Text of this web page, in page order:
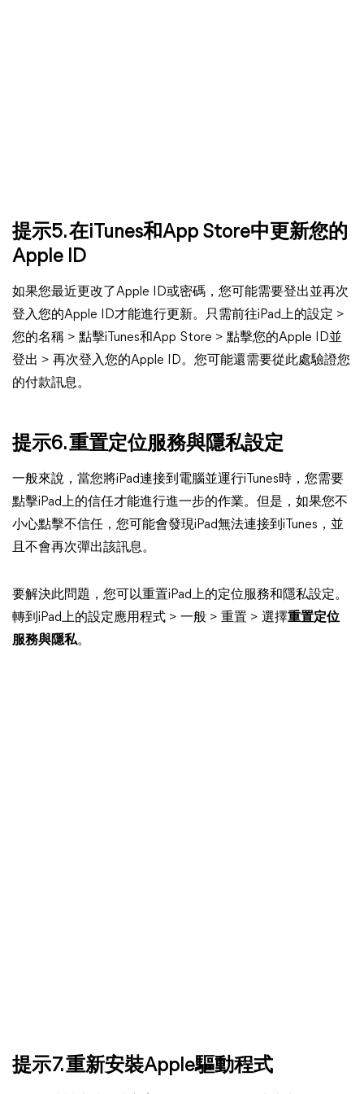
提示5. 在iTunes和App Store中更新您的
Apple ID
如果您最近更改了Apple ID或密碼，您可能需要登出並再次
登入您的Apple ID才能進行更新。只需前往iPad上的設定 >
您的名稱 > 點擊iTunes和App Store > 點擊您的Apple ID並
登出 > 再次登入您的Apple ID。您可能還需要從此處驗證您
的付款訊息。
提示6. 重置定位服務與隱私設定
一般來說，當您將iPad連接到電腦並運行iTunes時，您需要
點擊iPad上的信任才能進行進一步的作業。但是，如果您不
小心點擊不信任，您可能會發現iPad無法連接到iTunes，並
且不會再次彈出該訊息。
要解決此問題，您可以重置iPad上的定位服務和隱私設定。
轉到iPad上的設定應用程式 > 一般 > 重置 > 選擇重置定位
服務與隱私。
提示7. 重新安裝Apple驅動程式